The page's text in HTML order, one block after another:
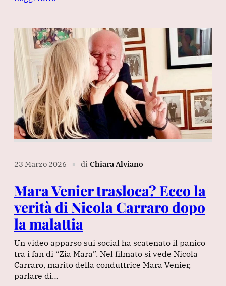
23 Marzo 2026 ∎ di Chiara Alviano
Mara Venier trasloca? Ecco la
verità di Nicola Carraro dopo
la malattia
Un video apparso sui social ha scatenato il panico
tra i fan di “Zia Mara”. Nel filmato si vede Nicola
Carraro, marito della conduttrice Mara Venier,
parlare di…